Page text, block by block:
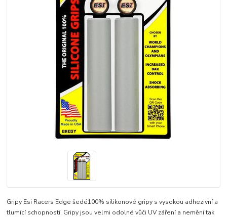
Gripy Esi Racers Edge šedé100% silikonové gripy s vysokou adhezivní a
tlumící schopností. Gripy jsou velmi odolné vůči UV záření a nemění tak